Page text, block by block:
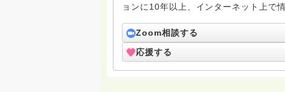
ョンに10年以上、インターネット上で情報発信をしてい
読経だけでなく、お寺の真相やお坊さ
のURL）
Zoom相談する
応援する